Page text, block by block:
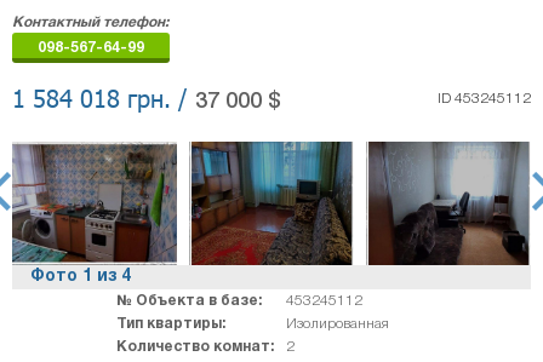
недвижимости
"Аверс"
Контактный телефон:
098-567-64-99
1 584 018 грн. / 37 000 $ ID 453245112
Фото 1 из 4
№ Объекта в базе:
453245112
Тип квартиры:
Изолированная
Количество комнат:
2